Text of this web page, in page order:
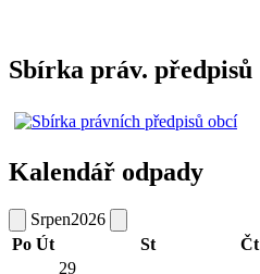
Sbírka práv. předpisů
Kalendář odpady
Srpen2026
Po Út St Čt
29